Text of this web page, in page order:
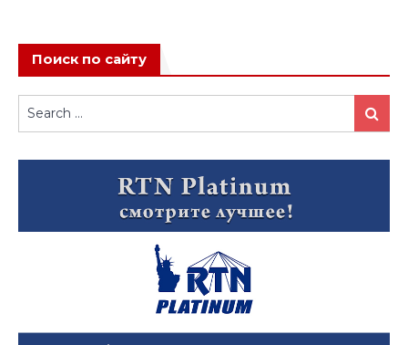
Поиск по сайту
for:
Search